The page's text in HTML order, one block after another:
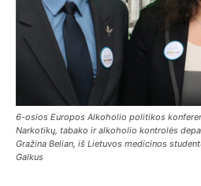
6-osios Europos Alkoholio politikos
Narkotikų, tabako ir alkoholio kontrolės
Gražina Belian, iš Lietuvos medicinos
Galkus